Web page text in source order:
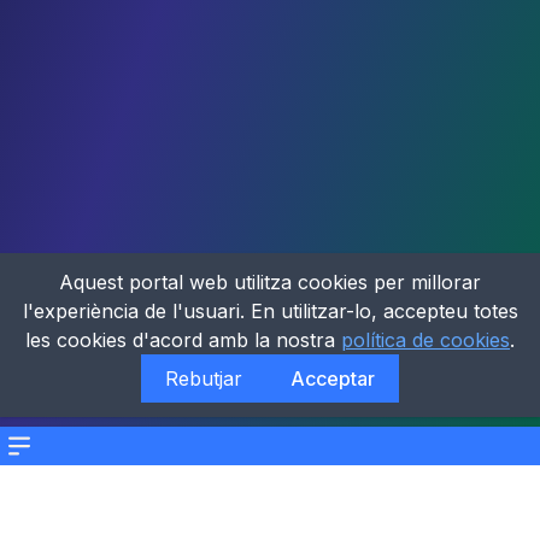
Menu
Aquest portal web utilitza cookies per millorar
l'experiència de l'usuari. En utilitzar-lo, accepteu totes
les cookies d'acord amb la nostra política de cookies.
Rebutjar
Acceptar